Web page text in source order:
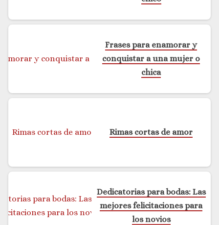
Frases para enamorar y
conquistar a una mujer o
chica
Rimas cortas de amor
Dedicatorias para bodas: Las
mejores felicitaciones para
los novios